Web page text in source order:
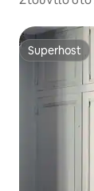
Superhost
Superhost